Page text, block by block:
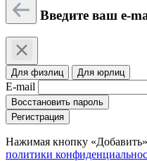
Введите ваш e-
Для физлиц Для юрлиц
E-mail
Восстановить пароль
Регистрация
Нажимая кнопку
политики